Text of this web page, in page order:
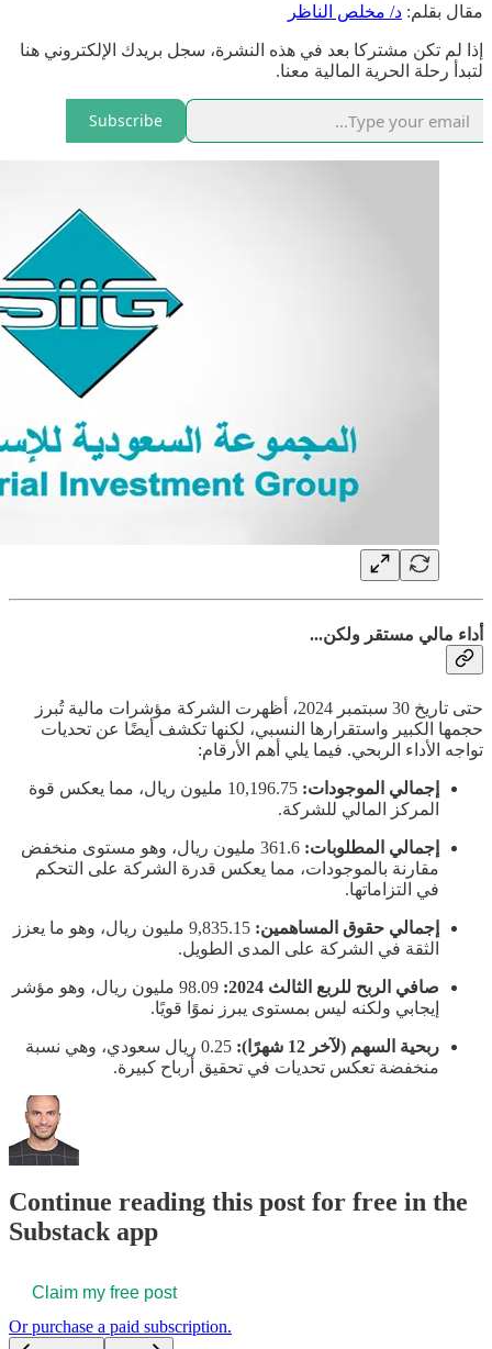
مقال بقلم: د/ مخلص الناظر
إذا لم تكن مشتركا بعد في هذه النشرة، سجل بريدك الإلكتروني هنا
لتبدأ رحلة الحرية المالية معنا.
Subscribe
أداء مالي مستقر ولكن...
حتى تاريخ 30 سبتمبر 2024، أظهرت الشركة مؤشرات مالية تُبرز
حجمها الكبير واستقرارها النسبي، لكنها تكشف أيضًا عن تحديات
تواجه الأداء الربحي. فيما يلي أهم الأرقام:
إجمالي الموجودات:
10,196.75 مليون ريال، مما يعكس قوة
المركز المالي للشركة.
إجمالي المطلوبات:
361.6 مليون ريال، وهو مستوى منخفض
مقارنة بالموجودات، مما يعكس قدرة الشركة على التحكم
في التزاماتها.
إجمالي حقوق المساهمين:
9,835.15 مليون ريال، وهو ما يعزز
الثقة في الشركة على المدى الطويل.
صافي الربح للربع الثالث 2024:
98.09 مليون ريال، وهو مؤشر
إيجابي ولكنه ليس بمستوى يبرز نموًا قويًا.
ربحية السهم (لآخر 12 شهرًا):
0.25 ريال سعودي، وهي نسبة
منخفضة تعكس تحديات في تحقيق أرباح كبيرة.
Continue reading this post for free in the
Substack app
Claim my free post
Or purchase a paid subscription.